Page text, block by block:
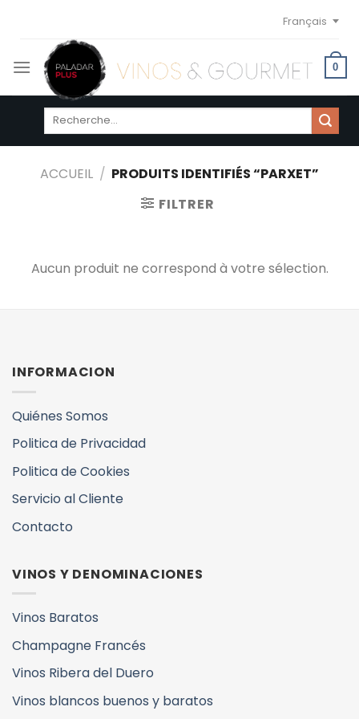
content
Français
0
Recherche
ACCUEIL / PRODUITS IDENTIFIÉS “PARXET”
FILTRER
Aucun produit ne correspond à votre sélection.
INFORMACION
Quiénes Somos
Politica de Privacidad
Politica de Cookies
Servicio al Cliente
Contacto
VINOS Y DENOMINACIONES
Vinos Baratos
Champagne Francés
Vinos Ribera del Duero
Vinos blancos buenos y baratos